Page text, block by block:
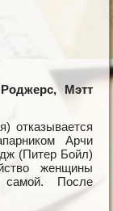
Мэтт
отказывается
Арчи
(Питер Бойл)
женщины
После